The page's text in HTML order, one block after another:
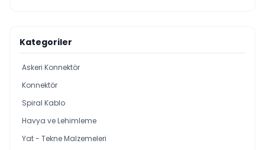
Kategoriler
Askeri Konnektör
Konnektör
Spiral Kablo
Havya ve Lehimleme
Yat - Tekne Malzemeleri